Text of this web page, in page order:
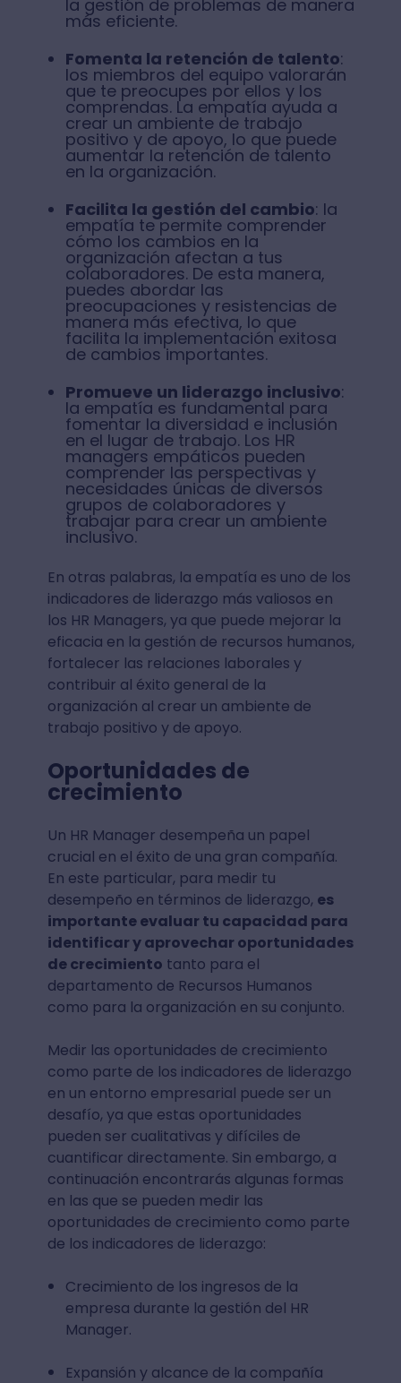
la gestión de problemas de manera
más eficiente.
Fomenta la retención de talento:
los miembros del equipo valorarán
que te preocupes por ellos y los
comprendas. La empatía ayuda a
crear un ambiente de trabajo
positivo y de apoyo, lo que puede
aumentar la retención de talento
en la organización.
Facilita la gestión del cambio: la
empatía te permite comprender
cómo los cambios en la
organización afectan a tus
colaboradores. De esta manera,
puedes abordar las
preocupaciones y resistencias de
manera más efectiva, lo que
facilita la implementación exitosa
de cambios importantes.
Promueve un liderazgo inclusivo:
la empatía es fundamental para
fomentar la diversidad e inclusión
en el lugar de trabajo. Los HR
managers empáticos pueden
comprender las perspectivas y
necesidades únicas de diversos
grupos de colaboradores y
trabajar para crear un ambiente
inclusivo.
En otras palabras, la empatía es uno de los
indicadores de liderazgo más valiosos en
los HR Managers, ya que puede mejorar la
eficacia en la gestión de recursos humanos,
fortalecer las relaciones laborales y
contribuir al éxito general de la
organización al crear un ambiente de
trabajo positivo y de apoyo.
Oportunidades de
crecimiento
Un HR Manager desempeña un papel
crucial en el éxito de una gran compañía.
En este particular, para medir tu
desempeño en términos de liderazgo, es
importante evaluar tu capacidad para
identificar y aprovechar oportunidades
de crecimiento tanto para el
departamento de Recursos Humanos
como para la organización en su conjunto.
Medir las oportunidades de crecimiento
como parte de los indicadores de liderazgo
en un entorno empresarial puede ser un
desafío, ya que estas oportunidades
pueden ser cualitativas y difíciles de
cuantificar directamente. Sin embargo, a
continuación encontrarás algunas formas
en las que se pueden medir las
oportunidades de crecimiento como parte
de los indicadores de liderazgo:
Crecimiento de los ingresos de la
empresa durante la gestión del HR
Manager.
Expansión y alcance de la compañía